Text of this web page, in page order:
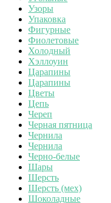
Узоры
Упаковка
Фигурные
Фиолетовые
Холодный
Хэллоуин
Царапины
Царапины
Цветы
Цепь
Череп
Черная пятница
Чернила
Чернила
Черно-белые
Шары
Шерсть
Шерсть (мех)
Шоколадные